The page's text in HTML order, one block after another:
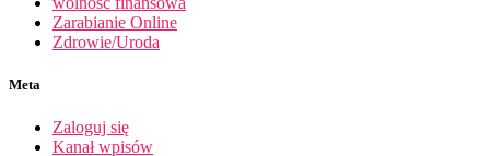
Zarabianie Online
Zdrowie/Uroda
Meta
Zaloguj się
Kanał wpisów